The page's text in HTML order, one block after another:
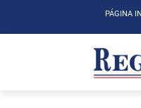
PÁGINA